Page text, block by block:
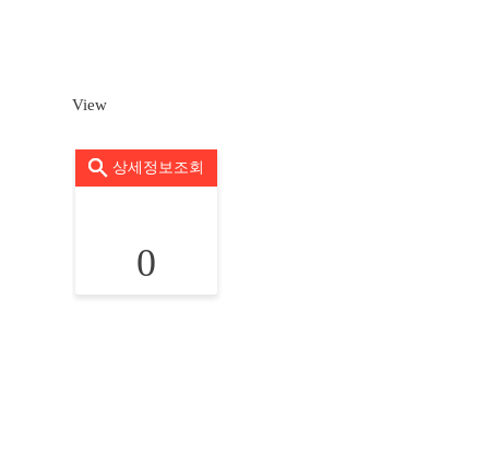
View
상세정보조회
0